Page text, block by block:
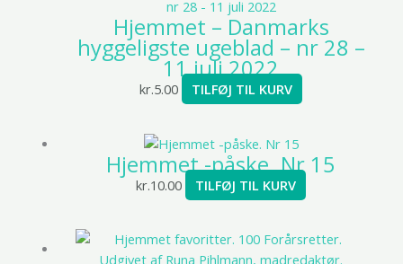
Hjemmet – Danmarks
hyggeligste ugeblad – nr 28 –
11 juli 2022
kr.5.00 TILFØJ TIL KURV
Hjemmet -påske. Nr 15
kr.10.00 TILFØJ TIL KURV